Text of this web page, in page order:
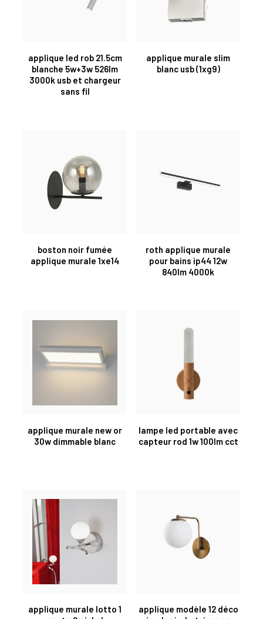
applique led rob 21.5cm
blanche 5w+3w 526lm
3000k usb et chargeur
sans fil
applique murale slim
blanc usb (1xg9)
boston noir fumée
applique murale 1xe14
roth applique murale
pour bains ip44 12w
840lm 4000k
applique murale new or
30w dimmable blanc
lampe led portable avec
capteur rod 1w 100lm cct
applique murale lotto 1
applique modèle 12 déco